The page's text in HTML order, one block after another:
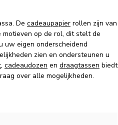
De cadeaupapier rollen zijn van
motieven op de rol, dit stelt de
uw eigen onderscheidend
zien en ondersteunen u
, cadeaudozen en draagtassen biedt
over alle mogelijkheden.